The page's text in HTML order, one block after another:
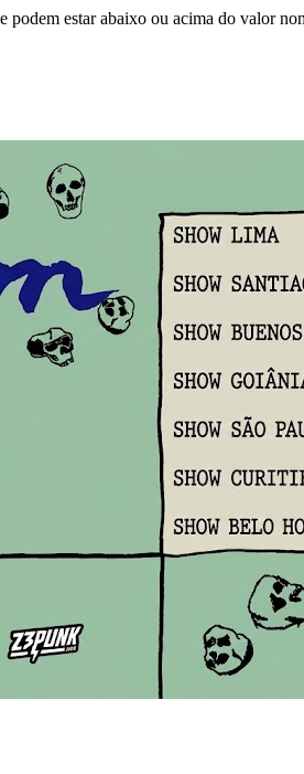
podem estar abaixo ou acima do valor